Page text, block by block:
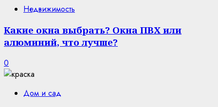
Недвижимость
Какие окна выбрать? Окна ПВХ или
алюминий, что лучше?
0
Дом и сад